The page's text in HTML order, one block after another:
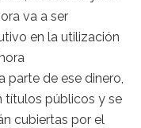
va a ser
en la utilización
parte de ese dinero,
títulos públicos y se
cubiertas por el